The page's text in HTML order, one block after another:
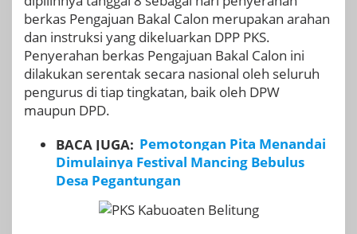
berkas Pengajuan Bakal Calon merupakan arahan
dan instruksi yang dikeluarkan DPP PKS.
Penyerahan berkas Pengajuan Bakal Calon ini
dilakukan serentak secara nasional oleh seluruh
pengurus di tiap tingkatan, baik oleh DPW
maupun DPD.
BACA JUGA: Pemotongan Pita Menandai
Dimulainya Festival Mancing Bebulus
Desa Pegantungan